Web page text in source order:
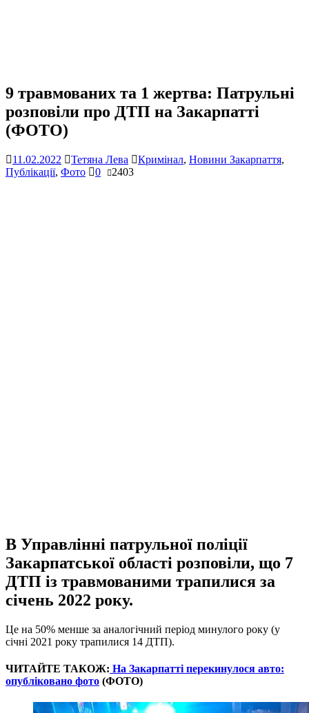
9 травмованих та 1 жертва: Патрульні
розповіли про ДТП на Закарпатті
(ФОТО)
11.02.2022 Тетяна Лева Кримінал, Новини Закарпаття,
Публікації, Фото 0 2403
В Управлінні патрульної поліції
Закарпатської області розповіли, що 7
ДТП із травмованими трапилися за
січень 2022 року.
Це на 50% менше за аналогічний період минулого року (у
січні 2021 року трапилися 14 ДТП).
ЧИТАЙТЕ ТАКОЖ: На Закарпатті перекинулося авто:
опубліковано фото (ФОТО)